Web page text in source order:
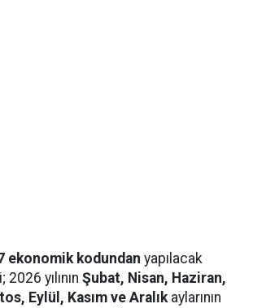
ekonomik kodundan yapılacak
yılının Şubat, Nisan, Haziran,
Eylül, Kasım ve Aralıkaylarının